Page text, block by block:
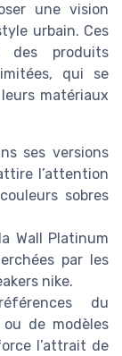
une vision
urbain. Ces
des produits
qui se
matériaux
ses versions
l’attention
sobres
Wall Platinum
par les
nike.
du
ou de modèles
l’attrait de